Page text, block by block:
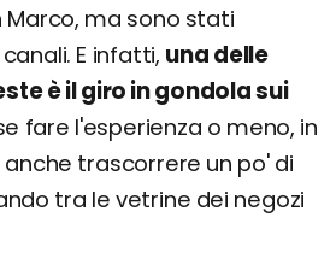
Marco, ma sono stati
E infatti, una delle
è il giro in gondola sui
fare l'esperienza o meno, in
trascorrere un po' di
tra le vetrine dei negozi